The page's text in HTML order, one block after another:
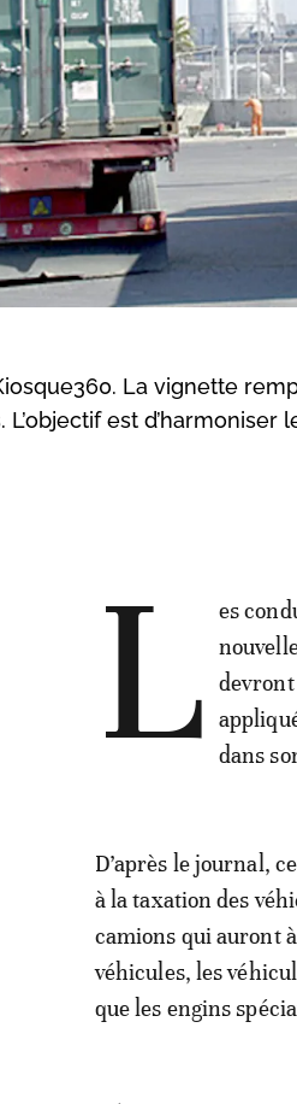
La vignette
est
L
es
devront
dans
D’après le journal,
à la taxation des
camions qui auront
véhicules, les
que les engins